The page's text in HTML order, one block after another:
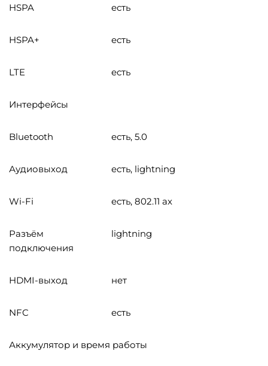
HSPA есть
HSPA+ есть
LTE есть
Интерфейсы
Bluetooth есть, 5.0
Аудиовыход есть, lightning
Wi-Fi есть, 802.11 ax
Разъём
подключения
lightning
HDMI-выход нет
NFC есть
Аккумулятор и время работы